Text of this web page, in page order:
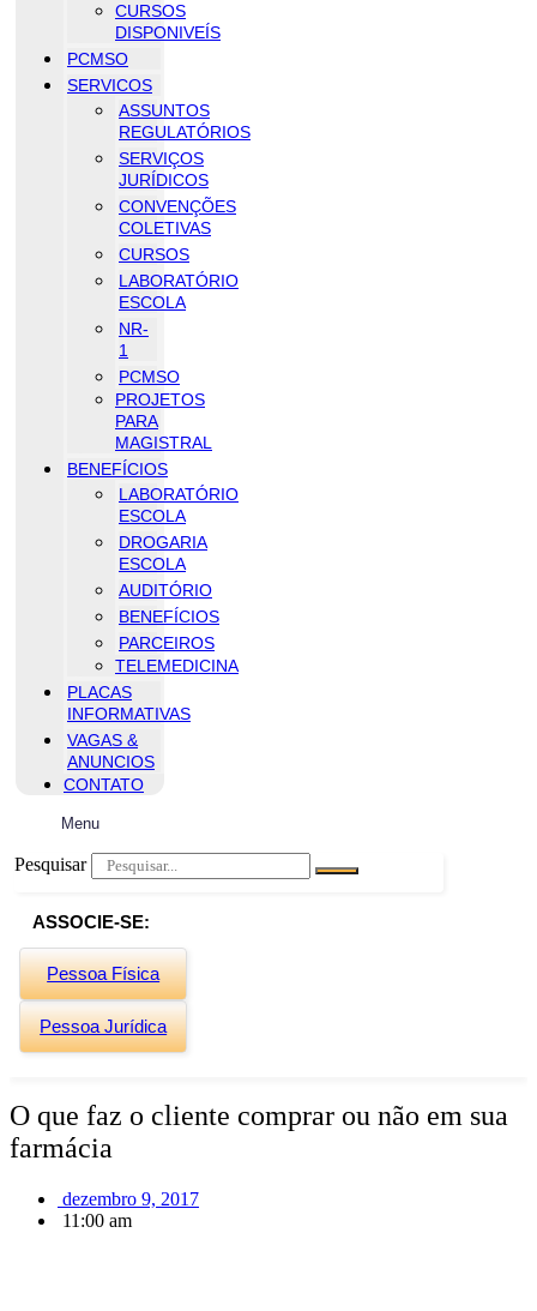
CURSOS
DISPONIVEÍS
PCMSO
SERVICOS
ASSUNTOS
REGULATÓRIOS
SERVIÇOS
JURÍDICOS
CONVENÇÕES
COLETIVAS
CURSOS
LABORATÓRIO
ESCOLA
NR-
1
PCMSO
PROJETOS
PARA
MAGISTRAL
BENEFÍCIOS
LABORATÓRIO
ESCOLA
DROGARIA
ESCOLA
AUDITÓRIO
BENEFÍCIOS
PARCEIROS
TELEMEDICINA
PLACAS
INFORMATIVAS
VAGAS &
ANUNCIOS
CONTATO
Menu
Pesquisar
ASSOCIE-SE:
Pessoa Física
Pessoa Jurídica
O que faz o cliente comprar ou não em sua
farmácia
dezembro 9, 2017
11:00 am